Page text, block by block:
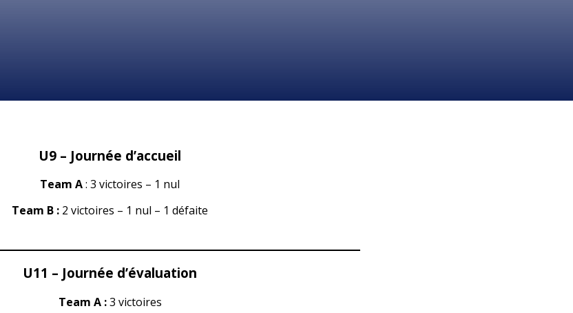
U9 – Journée d’accueil
Team A: 3 victoires – 1 nul
Team B : 2 victoires – 1 nul – 1 défaite
U11 – Journée d’évaluation
Team A :3 victoires